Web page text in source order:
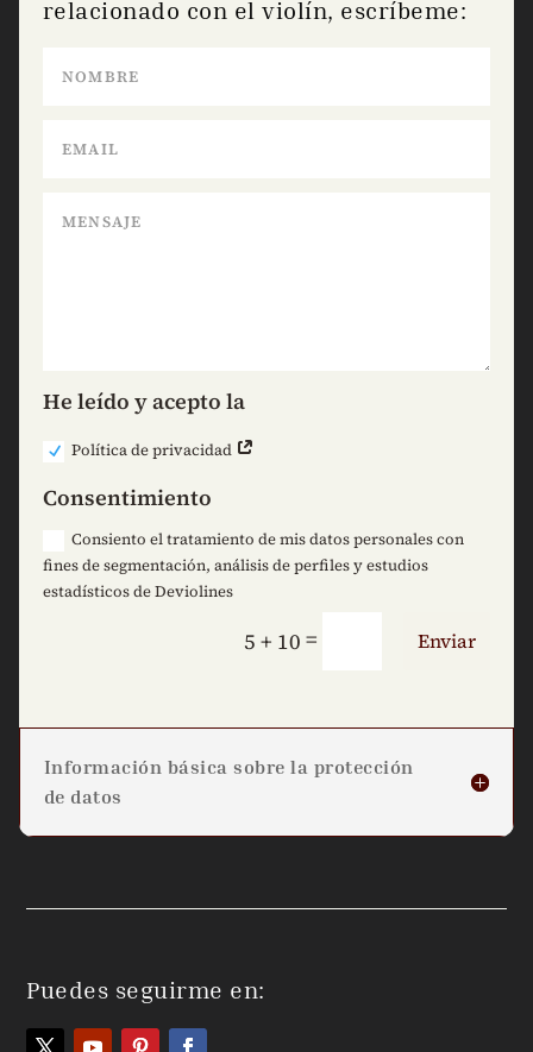
relacionado con el violín, escríbeme:
He leído y acepto la
Política de privacidad
Consentimiento
Consiento el tratamiento de mis datos personales con
fines de segmentación, análisis de perfiles y estudios
estadísticos de Deviolines
5 + 10 = Enviar
Información básica sobre la protección
de datos
Puedes seguirme en: